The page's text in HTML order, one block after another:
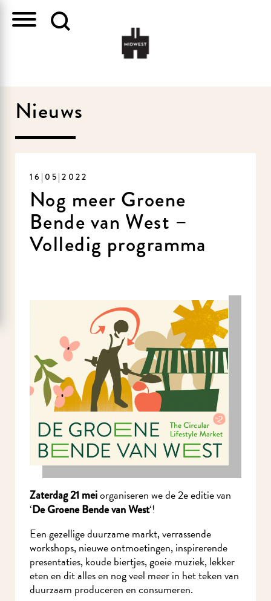
Nieuws
16|05|2022
Nog meer Groene
Bende van West –
Volledig programma
Zaterdag 21 meiorganiseren we de 2e editie van
‘De Groene Bende van West‘!
Een gezellige duurzame markt, verrassende
workshops, nieuwe ontmoetingen, inspirerende
presentaties, koude biertjes, goeie muziek, lekker
eten en dit alles en nog veel meer in het teken
van duurzaam produceren en consumeren.